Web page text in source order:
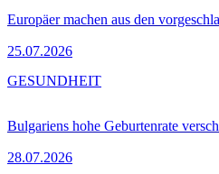
Europäer machen aus den
25.07.2026
Bulgariens hohe Geburtenrate
28.07.2026
GESUNDHEIT